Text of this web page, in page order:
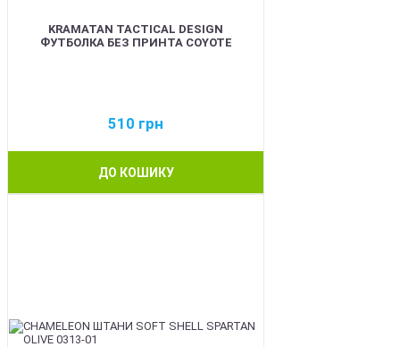
KRAMATAN TACTICAL DESIGN
ФУТБОЛКА БЕЗ ПРИНТА COYOTE
510 грн
ДО КОШИКУ